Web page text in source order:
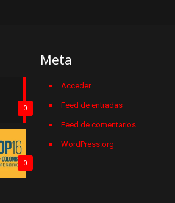
0
0
Meta
Acceder
Feed de entradas
Feed de comentarios
WordPress.org